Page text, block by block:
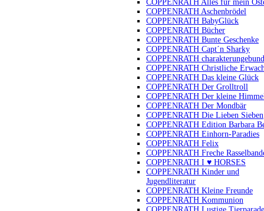
COPPENRATH Alles für mein
COPPENRATH Aschenbrödel
COPPENRATH BabyGlück
COPPENRATH Bücher
COPPENRATH Bunte Geschenke
COPPENRATH Capt´n Sharky
COPPENRATH
COPPENRATH Christliche
COPPENRATH Das kleine Glück
COPPENRATH Der Grolltroll
COPPENRATH Der kleine
COPPENRATH Der Mondbär
COPPENRATH Die Lieben Sieben
COPPENRATH Edition Barbara
COPPENRATH Einhorn-Paradies
COPPENRATH Felix
COPPENRATH Freche
COPPENRATH I ♥ HORSES
COPPENRATH Kinder und
Jugendliteratur
COPPENRATH Kleine Freunde
COPPENRATH Kommunion